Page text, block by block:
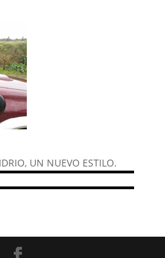
UN NUEVO ESTILO.